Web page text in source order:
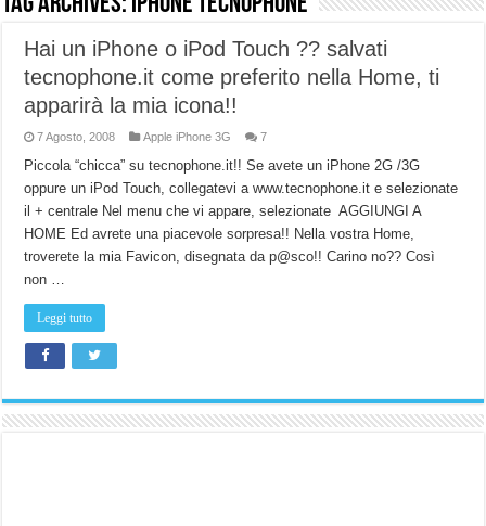
NON Crederai a quanta LUCE fa questa Lampada Letour! – RECENSIONE
Cecotec Millor, recensione della mountain bike elettrica biammortizzata.
Chi l’ha detto che gli Open-Ear suonano male? Recensione EarFun Clip 2
BENKS OMNIWARRIOR: Più di un semplice vetro temperato!
Brondi Amico Vero 4G: Focus su SOS, sicurezza e controllo da remoto.
Hai un iPhone o iPod Touch ?? salvati
tecnophone.it come preferito nella Home, ti
apparirà la mia icona!!
7 Agosto, 2008 Apple iPhone 3G 7
Piccola “chicca” su tecnophone.it!! Se avete un iPhone 2G /3G
oppure un iPod Touch, collegatevi a www.tecnophone.it e selezionate
il + centrale Nel menu che vi appare, selezionate AGGIUNGI A
HOME Ed avrete una piacevole sorpresa!! Nella vostra Home,
troverete la mia Favicon, disegnata da p@sco!! Carino no?? Così
non …
Leggi tutto